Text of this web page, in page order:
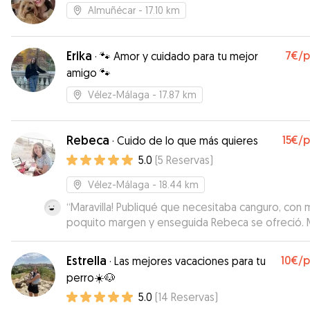
Almuñécar - 17.10 km
Erika · 🐾 Amor y cuidado para tu mejor
amigo 🐾
7€/
Vélez-Málaga - 17.87 km
Rebeca · Cuido de lo que más quieres 15€/
5.0 (5 Reservas)
Vélez-Málaga - 18.44 km
“Maravilla! Publiqué que necesitaba canguro, con
poquito margen y enseguida Rebeca se ofreció.
amable, flexible y encantadores (humanos y su
Dulce) con nuestra Toscana, que se sintió como en
casa. Se volcaron con ella y pudimos estar
Recomendamos y repetiremos seguro :)
Estrella · Las mejores vacaciones para tu
perro☀️🐶
10€/
5.0 (14 Reservas)